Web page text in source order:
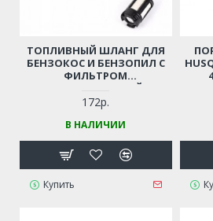
ТОПЛИВНЫЙ ШЛАНГ ДЛЯ
БЕНЗОКОС И БЕНЗОПИЛ С
ФИЛЬТРОМ
(УНИВЕРСАЛЬНЫЙ)
172р.
В НАЛИЧИИ
Купить